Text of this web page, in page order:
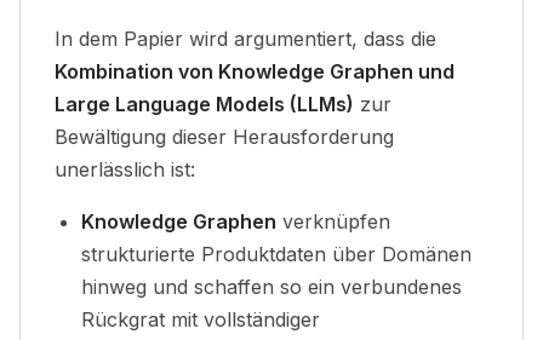
In dem Papier wird argumentiert, dass die
Kombination von Knowledge Graphen und
Large Language Models (LLMs) zur
Bewältigung dieser Herausforderung
unerlässlich ist:
Knowledge Graphen verknüpfen
strukturierte Produktdaten über Domänen
hinweg und schaffen so ein verbundenes
Rückgrat mit vollständiger